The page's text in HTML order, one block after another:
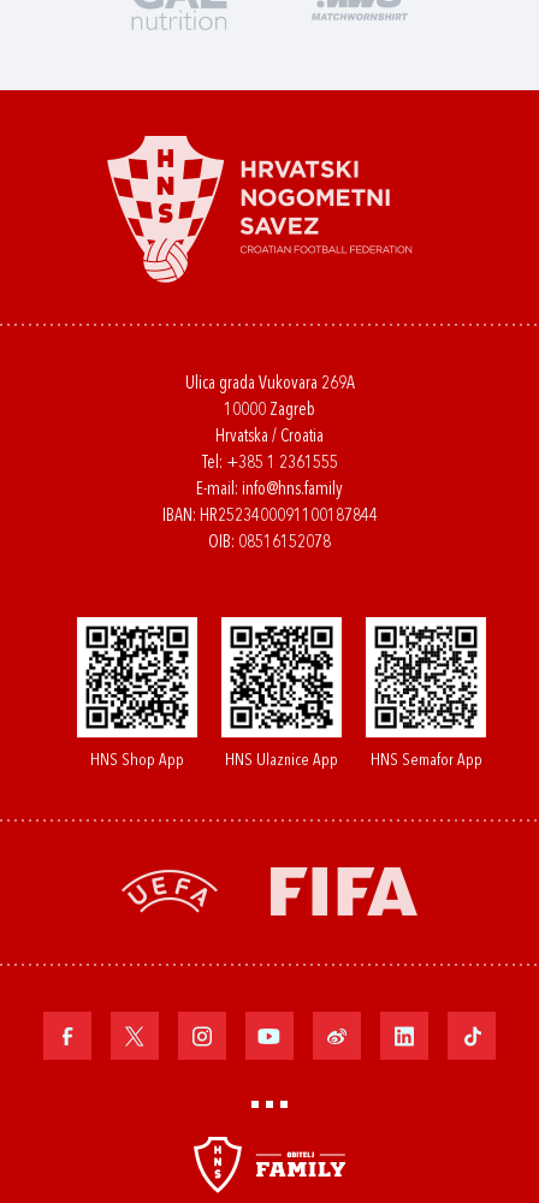
Ulica grada Vukovara 269A
10000 Zagreb
Hrvatska / Croatia
Tel: +385 1 2361555
E-mail: info@hns.family
IBAN: HR2523400091100187844
OIB: 08516152078
HNS Shop App HNS Ulaznice App HNS Semafor App